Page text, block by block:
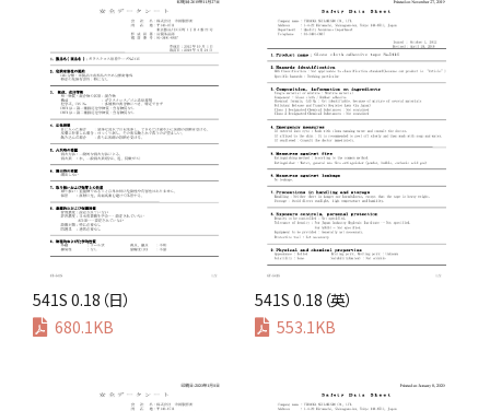
541S 0.18（日）
680.1KB
541S 0.18（英）
553.1KB